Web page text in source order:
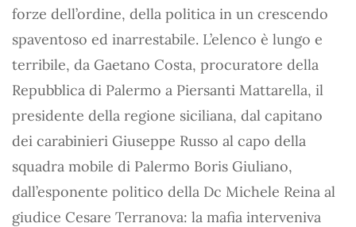
forze dell’ordine, della politica in un crescendo
spaventoso ed inarrestabile. L’elenco è lungo e
terribile, da Gaetano Costa, procuratore della
Repubblica di Palermo a Piersanti Mattarella, il
presidente della regione siciliana, dal capitano
dei carabinieri Giuseppe Russo al capo della
squadra mobile di Palermo Boris Giuliano,
dall’esponente politico della Dc Michele Reina al
giudice Cesare Terranova: la mafia interveniva